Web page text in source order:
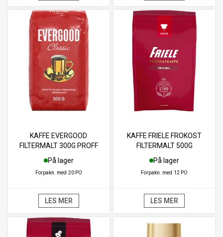
KAFFE EVERGOOD
FILTERMALT 300G PROFF
På lager
Forpakn. med 20 PO
LES MER
KAFFE FRIELE FROKOST
FILTERMALT 500G
På lager
Forpakn. med 12 PO
LES MER